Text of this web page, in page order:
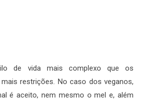
de vida mais complexo que os
restrições. No caso dos veganos,
é aceito, nem mesmo o mel e, além